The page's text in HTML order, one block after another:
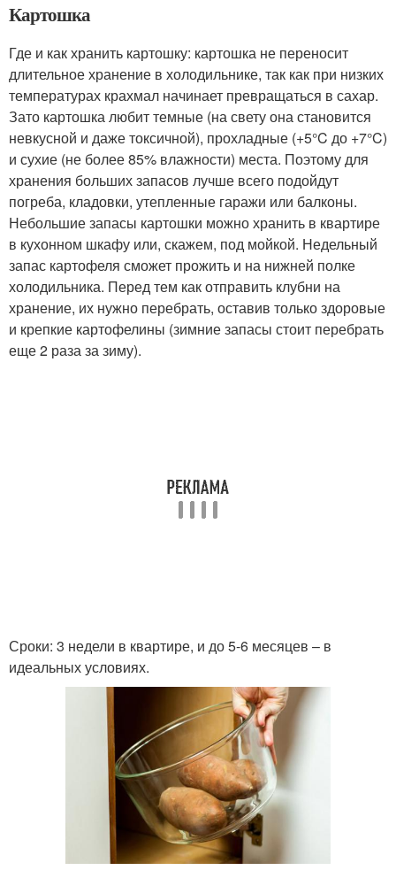
Картошка
Где и как хранить картошку: картошка не переносит
длительное хранение в холодильнике, так как при низких
температурах крахмал начинает превращаться в сахар.
Зато картошка любит темные (на свету она становится
невкусной и даже токсичной), прохладные (+5°C до +7°C)
и сухие (не более 85% влажности) места. Поэтому для
хранения больших запасов лучше всего подойдут
погреба, кладовки, утепленные гаражи или балконы.
Небольшие запасы картошки можно хранить в квартире
в кухонном шкафу или, скажем, под мойкой. Недельный
запас картофеля сможет прожить и на нижней полке
холодильника. Перед тем как отправить клубни на
хранение, их нужно перебрать, оставив только здоровые
и крепкие картофелины (зимние запасы стоит перебрать
еще 2 раза за зиму).
Сроки: 3 недели в квартире, и до 5-6 месяцев – в
идеальных условиях.